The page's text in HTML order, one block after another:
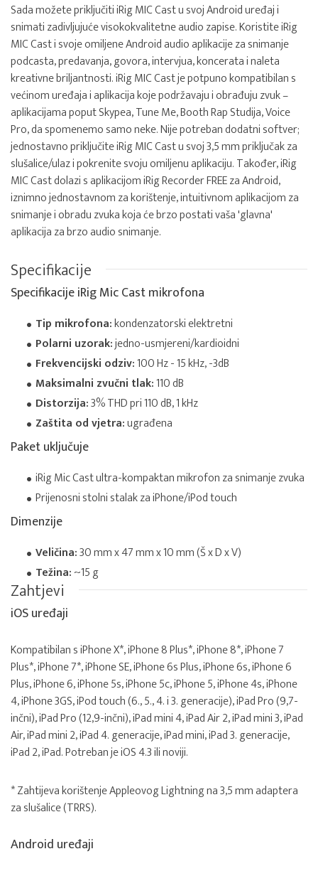
Sada možete priključiti iRig MIC Cast u svoj Android uređaj i
snimati zadivljujuće visokokvalitetne audio zapise. Koristite iRig
MIC Cast i svoje omiljene Android audio aplikacije za snimanje
podcasta, predavanja, govora, intervjua, koncerata i naleta
kreativne briljantnosti. iRig MIC Cast je potpuno kompatibilan s
većinom uređaja i aplikacija koje podržavaju i obrađuju zvuk –
aplikacijama poput Skypea, Tune Me, Booth Rap Studija, Voice
Pro, da spomenemo samo neke. Nije potreban dodatni softver;
jednostavno priključite iRig MIC Cast u svoj 3,5 mm priključak za
slušalice/ulaz i pokrenite svoju omiljenu aplikaciju. Također, iRig
MIC Cast dolazi s aplikacijom iRig Recorder FREE za Android,
iznimno jednostavnom za korištenje, intuitivnom aplikacijom za
snimanje i obradu zvuka koja će brzo postati vaša 'glavna'
aplikacija za brzo audio snimanje.
Specifikacije
Specifikacije iRig Mic Cast mikrofona
Tip mikrofona:kondenzatorski elektretni
Polarni uzorak:jedno-usmjereni/kardioidni
Frekvencijski odziv:100 Hz - 15 kHz, -3dB
Maksimalni zvučni tlak:110 dB
Distorzija:3% THD pri 110 dB, 1 kHz
Zaštita od vjetra:ugrađena
Paket uključuje
iRig Mic Cast ultra-kompaktan mikrofon za snimanje zvuka
Prijenosni stolni stalak za iPhone/iPod touch
Dimenzije
Veličina:30 mm x 47 mm x 10 mm (Š x D x V)
Težina:~15 g
Zahtjevi
iOS uređaji
Kompatibilan s iPhone X*, iPhone 8 Plus*, iPhone 8*, iPhone 7
Plus*, iPhone 7*, iPhone SE, iPhone 6s Plus, iPhone 6s, iPhone 6
Plus, iPhone 6, iPhone 5s, iPhone 5c, iPhone 5, iPhone 4s, iPhone
4, iPhone 3GS, iPod touch (6., 5., 4. i 3. generacije), iPad Pro (9,7-
inčni), iPad Pro (12,9-inčni), iPad mini 4, iPad Air 2, iPad mini 3, iPad
Air, iPad mini 2, iPad 4. generacije, iPad mini, iPad 3. generacije,
iPad 2, iPad. Potreban je iOS 4.3 ili noviji.
* Zahtijeva korištenje Appleovog Lightning na 3,5 mm adaptera
za slušalice (TRRS).
Android uređaji